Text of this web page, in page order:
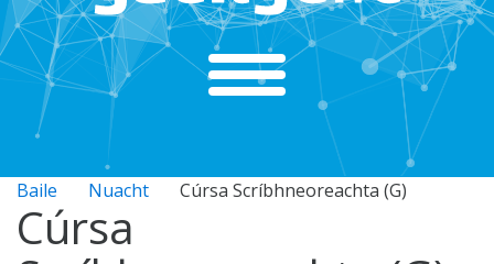
Baile Nuacht Cúrsa Scríbhneoreachta (G)
Cúrsa